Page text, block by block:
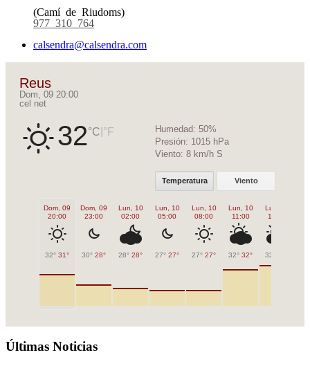
(Camí de Riudoms)
977 310 764
calsendra@calsendra.com
Reus
Dom, 09 20:00
cel net
32°C °F Humedad: 50%
Presión: 1015 hPa
Viento: 8 km/h S
Temperatura Viento
Dom, 09
20:00
32° 31°
Dom, 09
23:00
30° 28°
Lun, 10
02:00
28° 28°
Lun, 10
05:00
27° 27°
Lun, 10
08:00
27° 27°
Lun, 10
11:00
32° 32°
Lun, 10
14:00
33°
Últimas Noticias